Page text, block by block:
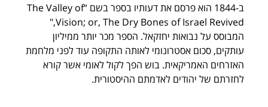
ב-1844 הוא פרסם את דעותיו בספר בשם “The Valley of
Vision; or, The Dry Bones of Israel Revived,"
המבוסס על נבואות יחזקאל. הספר מכר יותר ממיליון
עותקים, סכום אסטרונומי לאותה התקופה עוד לפני מלחמת
האזרחים האמריקאית. בוש הפך לקול לאומי אשר קורא
לחזרתם של יהודים לאדמתם ההיסטורית.